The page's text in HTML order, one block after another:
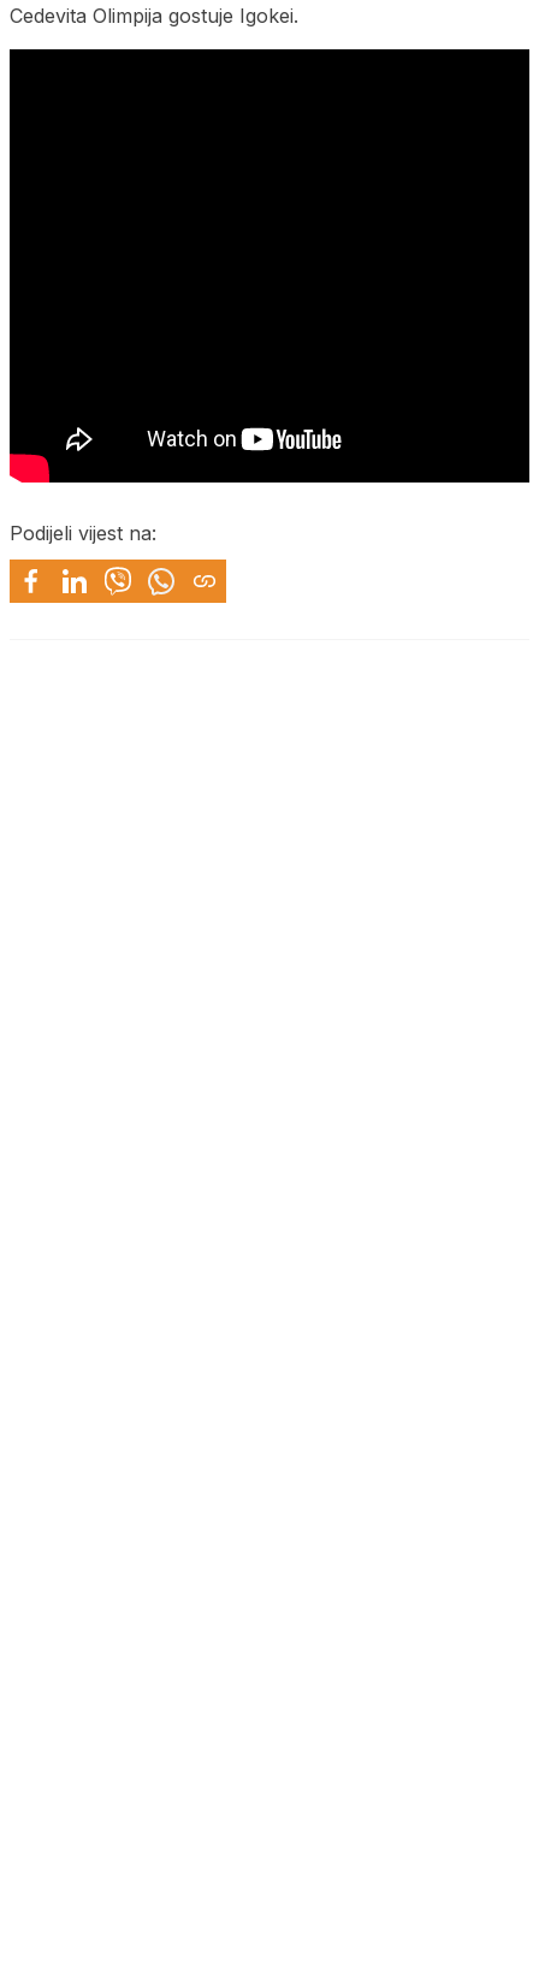
Cedevita Olimpija gostuje Igokei.
Podijeli vijest na: